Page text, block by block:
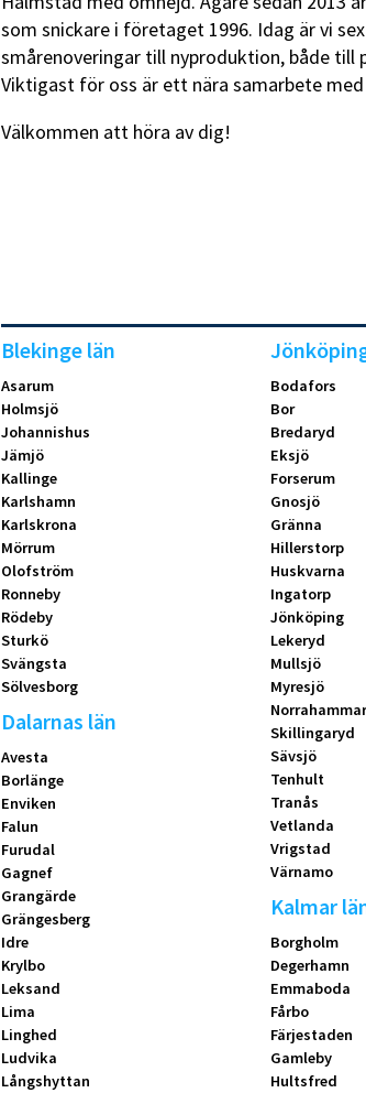
som snickare i företaget 1996. Idag är vi
smårenoveringar till nyproduktion, både till
Viktigast för oss är ett nära samarbete
Välkommen att höra av dig!
Blekinge län
Asarum
Holmsjö
Johannishus
Jämjö
Kallinge
Karlshamn
Karlskrona
Mörrum
Olofström
Ronneby
Rödeby
Sturkö
Svängsta
Sölvesborg
Dalarnas län
Avesta
Borlänge
Enviken
Falun
Furudal
Gagnef
Grangärde
Grängesberg
Idre
Krylbo
Leksand
Lima
Linghed
Ludvika
Långshyttan
Bodafors
Bor
Bredaryd
Eksjö
Forserum
Gnosjö
Gränna
Hillerstorp
Huskvarna
Ingatorp
Jönköping
Lekeryd
Mullsjö
Myresjö
Skillingaryd
Sävsjö
Tenhult
Tranås
Vetlanda
Vrigstad
Värnamo
Kalmar
Borgholm
Degerhamn
Emmaboda
Fårbo
Färjestaden
Gamleby
Hultsfred